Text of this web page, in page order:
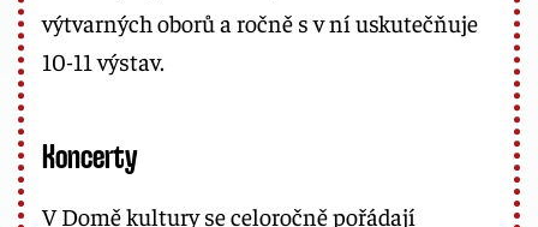
výtvarných oborů a ročně s v ní uskutečňuje
10-11 výstav.
Koncerty
V Domě kultury se celoročně pořádají